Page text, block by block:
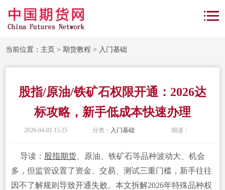
当前位置： 主页 >期货教程 > 入门基础
股指/原油/铁矿石权限开通：2026达
标攻略，新手低成本快速办理
2026-04-01 15:25 分类： 入门基础 阅读：
导读： 股指期货、原油、铁矿石等品种波动大、机会
多，但监管设置了资金、交易、测试三重门槛，新手往往
因不了解规则导致开通失败。本文拆解2026年特殊品种权